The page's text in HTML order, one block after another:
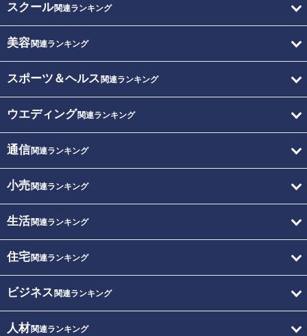
スクール関連ランキング
美容関連ランキング
スポーツ＆ヘルス 関連ランキング
ウエディング関連ランキング
通信関連ランキング
小売関連ランキング
生活関連ランキング
住宅関連ランキング
ビジネス 関連ランキング
人材関連ランキング